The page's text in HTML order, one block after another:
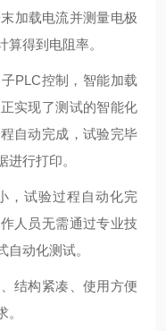
加载电流并测量电极
得到电阻率。
PLC控制，智能加载
实现了测试的智能化
自动完成，试验完毕
行打印。
，试验过程自动化完
人员无需通过专业技
动化测试。
结构紧凑、使用方便